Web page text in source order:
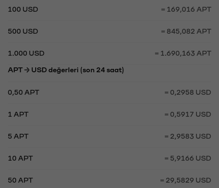
100 USD = 169,016 APT
500 USD = 845,082 APT
1.000 USD = 1.690,163 APT
APT → USD değerleri (son 24 saat)
0,50 APT = 0,2958 USD
1 APT = 0,5917 USD
5 APT = 2,9583 USD
10 APT = 5,9166 USD
50 APT = 29,5829 USD